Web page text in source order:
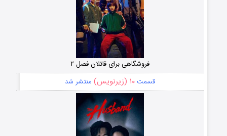
فروشگاهی برای قاتلان فصل ۲
قسمت۱۰ (زیرنویس) منتشر شد